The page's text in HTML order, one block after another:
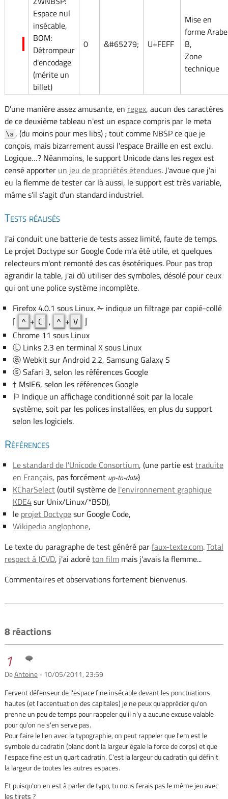
Espace nul
insécable,
BOM:
Détrompeur
d'encodage
(mérite un
billet)
0 &#65279; U+FEFF
Mise en
forme
B,
Zone
technique
D'une manière assez amusante, en regex, aucun des caractères
de ce deuxième tableau n'est un espace compris par le meta
\s , (du moins pour mes libs) ; tout comme NBSP ce que je
conçois, mais bizarrement aussi l'espace Braille en est exclu.
Logique…? Néanmoins, le support Unicode dans les regex est
censé apporter un jeu de propriétés étendues. J'avoue que j'ai
eu la flemme de tester car là aussi, le support est très variable,
mâme s'il s'agit d'un standard industriel.
Tests réalisés
J'ai conduit une batterie de tests assez limité, faute de temps.
Le projet Doctype sur Google Code m'a été utile, et quelques
relecteurs m'ont remonté des cas ésotériques. Pour pas trop
agrandir la table, j'ai dû utiliser des symboles, désolé pour ceux
qui ont une police système incomplète.
Firefox 4.0.1 sous Linux. ✁ indique un filtrage par copié-collé
⌈ ^ + C , ^ + V
⌋
Chrome 11 sous Linux
Ⓛ Links 2.3 en terminal X sous Linux
ⓐ Webkit sur Android 2.2, Samsung Galaxy S
ⓢ Safari 3, selon les références Google
† MsIE6, selon les références Google
⚐ Indique un affichage conditionné soit par la locale
système, soit par les polices installées, en plus du support
selon les logiciels.
Références
Le standard de l'Unicode Consortium, (une partie esttraduite
en Français, pas forcément up-to-date)
KCharSelect(outil système de l'environnement graphique
KDE4sur Unix/Linux/*BSD),
le projet Doctypesur Google Code,
Wikipedia anglophone,
Le texte du paragraphe de test généré parfaux-texte.com.Total
respect à JCVD, j'ai adoréton filmmais j'avais la flemme...
Commentaires et observations fortement bienvenus.
8 réactions
1
DeAntoine- 10/05/2011, 23:59
Fervent défenseur de l'espace fine insécable devant les ponctuations
hautes (et l'accentuation des capitales) je ne peux qu'apprécier qu'on
prenne un peu de temps pour rappeler qu'il n'y a aucune excuse valable
pour qu'on ne s'en serve pas.
Pour faire le lien avec la typographie, on peut rappeler que l'em est le
symbole du cadratin (blanc dont la largeur égale la force de corps) et que
l'espace fine est un quart cadratin. C'est la largeur du cadratin qui définit
la largeur de toutes les autres espaces.
Et puisqu'on en est à parler de typo, tu nous ferais pas le même jeu avec
les tirets ?